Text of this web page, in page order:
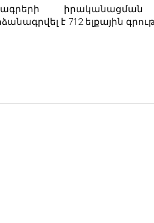
իրականացման
է 712 ելքային